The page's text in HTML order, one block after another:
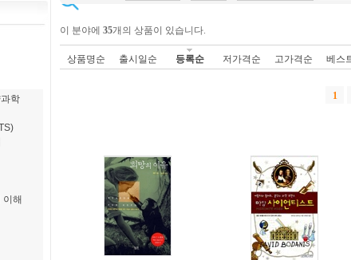
이 분야에 35개의 상품이 있습니다.
상품명순 출시일순 등록순 저가격순 고가격순 베스
1
학
이해